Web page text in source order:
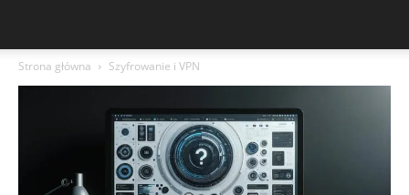
Strona główna Szyfrowanie i VPN